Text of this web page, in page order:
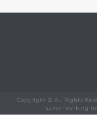
Copyright © All Rights
samenwerking